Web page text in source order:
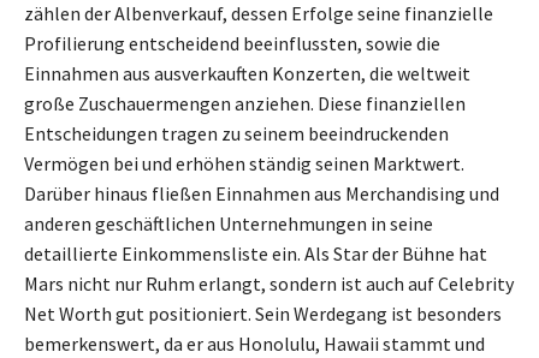
zählen der Albenverkauf, dessen Erfolge seine finanzielle
Profilierung entscheidend beeinflussten, sowie die
Einnahmen aus ausverkauften Konzerten, die weltweit
große Zuschauermengen anziehen. Diese finanziellen
Entscheidungen tragen zu seinem beeindruckenden
Vermögen bei und erhöhen ständig seinen Marktwert.
Darüber hinaus fließen Einnahmen aus Merchandising und
anderen geschäftlichen Unternehmungen in seine
detaillierte Einkommensliste ein. Als Star der Bühne hat
Mars nicht nur Ruhm erlangt, sondern ist auch auf Celebrity
Net Worth gut positioniert. Sein Werdegang ist besonders
bemerkenswert, da er aus Honolulu, Hawaii stammt und